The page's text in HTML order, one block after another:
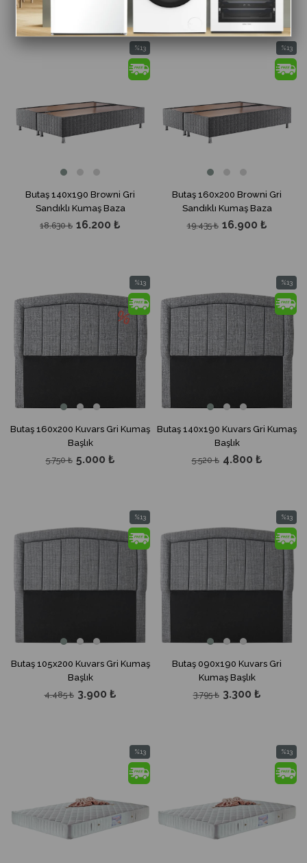
Butaş 140x190 Browni Gri
Sandıklı Kumaş Baza
16.200 ₺
18.630 ₺
%13
İndirim
%13İndirim
Butaş 160x200 Browni Gri
Sandıklı Kumaş Baza
16.900 ₺
19.435 ₺
%13
İndirim
Butaş 160x200 Kuvars Gri Kumaş
Başlık
5.000 ₺
5.750 ₺
%13
İndirim
%13İndirim
Butaş 140x190 Kuvars Gri Kumaş
Başlık
4.800 ₺
5.520 ₺
%13
İndirim
Butaş 105x200 Kuvars Gri Kumaş
Başlık
3.900 ₺
4.485 ₺
%13
İndirim
%13İndirim
Butaş 090x190 Kuvars Gri
Kumaş Başlık
3.300 ₺
3.795 ₺
%13
İndirim
%13
İndirim
%13İndirim
%13
İndirim